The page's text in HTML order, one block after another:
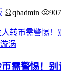
qbadmin 907
需警惕！